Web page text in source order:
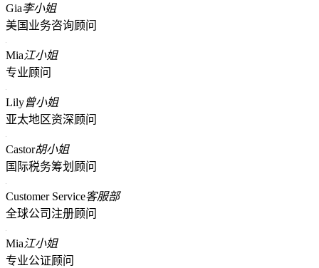
Gia李小姐
美国业务咨询顾问
Mia江小姐
专业顾问
Lily曾小姐
亚太地区资深顾问
Castor胡小姐
国际税务筹划顾问
Customer Service客服部
全球公司注册顾问
Mia江小姐
专业公证顾问